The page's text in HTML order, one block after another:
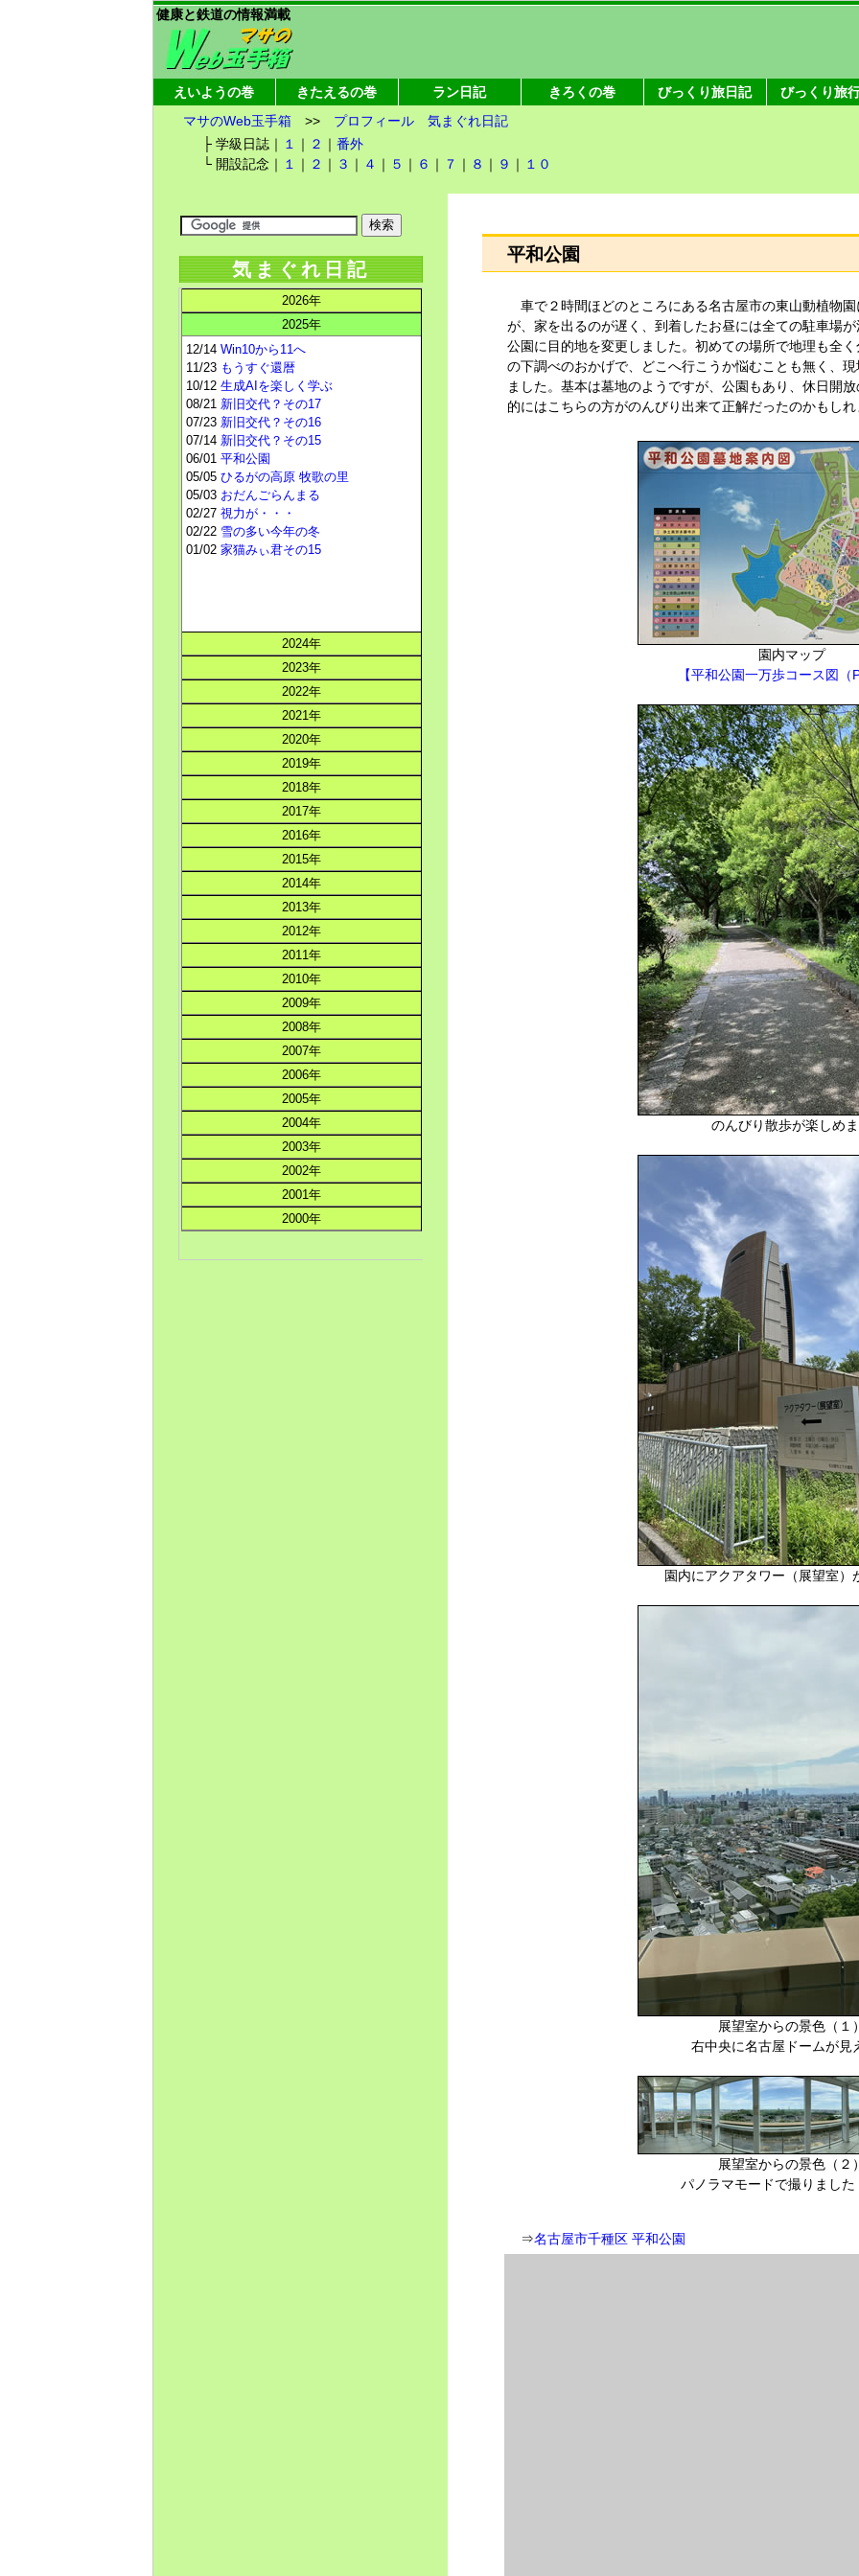
健康と鉄道の情報満載
えいようの巻 きたえるの巻 ラン日記 きろくの巻 びっくり旅日記
びっくり旅
マサのWeb玉手箱>> プロフィール
気まぐれ日記
├ 学級日誌｜ １ ｜ ２ ｜番外
└ 開設記念｜ １ ｜ ２ ｜ ３ ｜ ４ ｜ ５ ｜ ６ ｜ ７ ｜ ８ ｜ ９ ｜ １０
平和公園
車で２時間ほどのところにある名古屋市の東山動植物
が、家を出るのが遅く、到着したお昼には全ての駐車場
公園に目的地を変更しました。初めての場所で地理も全
の下調べのおかげで、どこへ行こうか悩むことも無く、
ました。基本は墓地のようですが、公園もあり、休日開
的にはこちらの方がのんびり出来て正解だったのかもし
園内マップ
【平和公園一万歩コース図（
のんびり散歩が楽しめ
園内にアクアタワー（展望室）
展望室からの景色（１
右中央に名古屋ドームが見
展望室からの景色（２
パノラマモードで撮りまし
⇒名古屋市千種区 平和公園
気まぐれ日記